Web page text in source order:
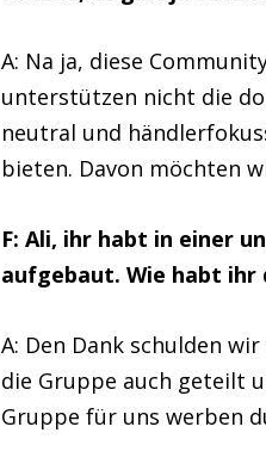
A: Na ja, diese
unterstützen nicht die
neutral und
bieten. Davon möchten
F: Ali, ihr habt in einer
aufgebaut. Wie habt ihr
A: Den Dank schulden
die Gruppe auch geteilt
Gruppe für uns werben